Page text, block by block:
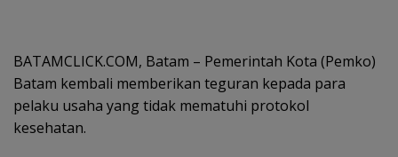
BATAMCLICK.COM, Batam – Pemerintah Kota (Pemko)
Batam kembali memberikan teguran kepada para
pelaku usaha yang tidak mematuhi protokol
kesehatan.